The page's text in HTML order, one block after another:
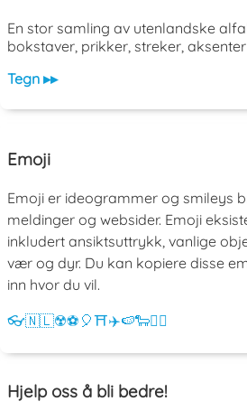
En stor samling av utenlandske
bokstaver, prikker, streker,
Tegn ▸▸
Emoji
Emoji er ideogrammer og smileys
meldinger og websider. Emoji
inkludert ansiktsuttrykk, vanlige
vær og dyr. Du kan kopiere disse
inn hvor du vil.
👓🇳🇱☢️⚽ 🎈⛩️✈️🍉🐑💁‍♀️
Hjelp oss å bli bedre!